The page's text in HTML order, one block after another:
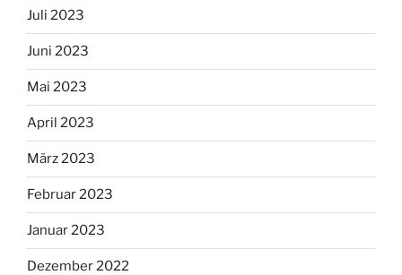
Juli 2023
Juni 2023
Mai 2023
April 2023
März 2023
Februar 2023
Januar 2023
Dezember 2022